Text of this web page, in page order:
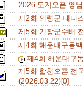
2026 도계오픈 영
제2회 의령군 테니
제5회 기장군수배
제4회 해운대구동
제4회 해운대구
제5회 합천오픈 전
(2026.03.22)[0]